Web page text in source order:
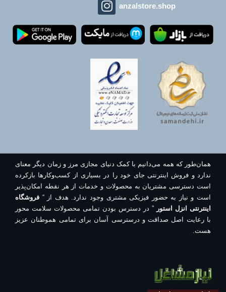
anzalstore.shop
همان‌طور که همه می‌دانیم با کمک دنیای مجازی مرز و زمان دیگر معنای
ندارد و فروش اینترنتی جای خود را در بسیاری از کسب‌وکارها بازکرده
است دسترسی مشتریان به محصولات و خدمات از هر نقطه امکان‌پذیر
است و نیاز به حضور فیزیکی مشتری وجود ندارد. هدف از “ فروشگاه
اینترنتی انزل استور ” در دسترس بودن تمامی محصولات سلامت محور
با رعایت اصل صداقت و درسترسی آسان برای تمامی هموطنان عزیز
هست.